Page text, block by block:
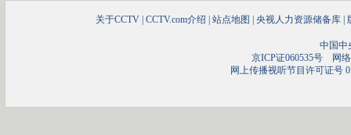
关于CCTV | CCTV.com介绍 | 站点地图 | 央视人力资源储备库 |
中国中
京ICP证060535号网络
网上传播视听节目许可证号